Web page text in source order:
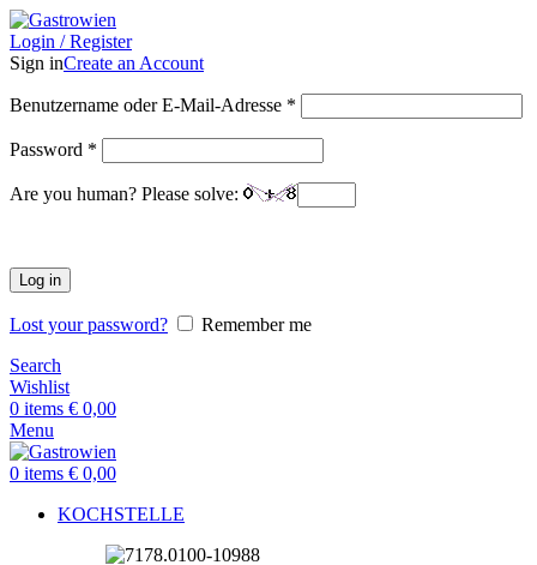
Login / Register
Sign inCreate an Account
Benutzername oder E-Mail-Adresse *
Password *
Are you human? Please solve:
Log in
Lost your password?
Remember me
Search
Wishlist
0 items € 0,00
Menu
0 items € 0,00
KOCHSTELLE